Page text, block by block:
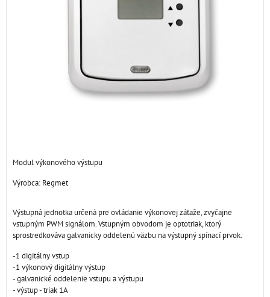
Modul výkonového výstupu
Výrobca: Regmet
Výstupná jednotka určená pre ovládanie výkonovej záťaže, zvyčajne
vstupným PWM signálom. Vstupným obvodom je optotriak, ktorý
sprostredkováva galvanicky oddelenú väzbu na výstupný spínací prvok.
-1 digitálny vstup
-1 výkonový digitálny výstup
- galvanické oddelenie vstupu a výstupu
- výstup - triak 1A